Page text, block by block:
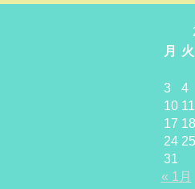
月
火
3
4
10 11
17 18
24 25
31
« 1月